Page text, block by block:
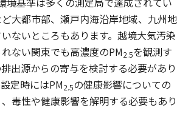
大都市部、瀬戸内海沿岸地域、九州地
ないところもあります。越境大気汚染
ない関東でも高濃度のPM2.5を観測す
出源からの寄与を検討する必要があり
定時にはPM2.5の健康影響についての
毒性や健康影響を解明する必要もあり